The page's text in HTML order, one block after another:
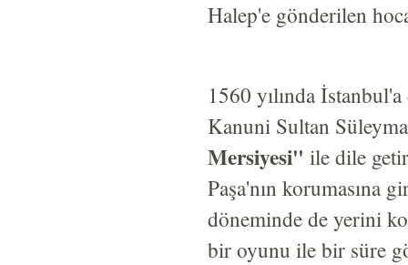
Halep'e gönderilen
1560 yılında
Kanuni Sultan
Mersiyesi" ile dile
Paşa'nın korumasına
döneminde de yerini
bir oyunu ile bir süre